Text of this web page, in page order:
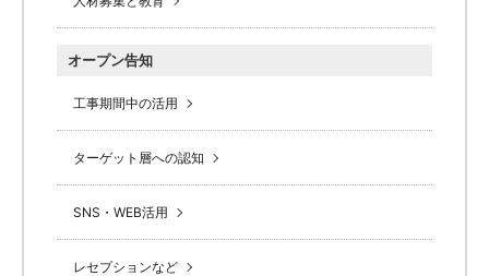
オープン告知
工事期間中の活用
ターゲット層への認知
SNS・WEB活用
レセプションなど